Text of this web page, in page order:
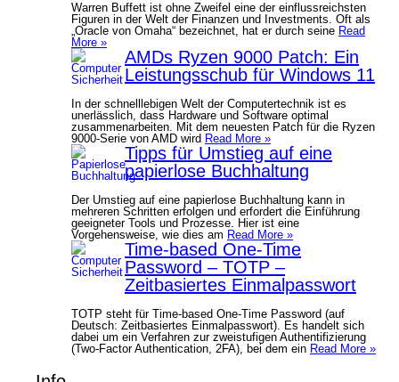
Warren Buffett ist ohne Zweifel eine der einflussreichsten
Figuren in der Welt der Finanzen und Investments. Oft als
„Oracle von Omaha“ bezeichnet, hat er durch seine Read
More »
AMDs Ryzen 9000 Patch: Ein
Leistungsschub für Windows 11
In der schnelllebigen Welt der Computertechnik ist es
unerlässlich, dass Hardware und Software optimal
zusammenarbeiten. Mit dem neuesten Patch für die Ryzen
9000-Serie von AMD wird Read More »
Tipps für Umstieg auf eine
papierlose Buchhaltung
Der Umstieg auf eine papierlose Buchhaltung kann in
mehreren Schritten erfolgen und erfordert die Einführung
geeigneter Tools und Prozesse. Hier ist eine
Vorgehensweise, wie dies am Read More »
Time-based One-Time
Password – TOTP –
Zeitbasiertes Einmalpasswort
TOTP steht für Time-based One-Time Password (auf
Deutsch: Zeitbasiertes Einmalpasswort). Es handelt sich
dabei um ein Verfahren zur zweistufigen Authentifizierung
(Two-Factor Authentication, 2FA), bei dem ein Read More »